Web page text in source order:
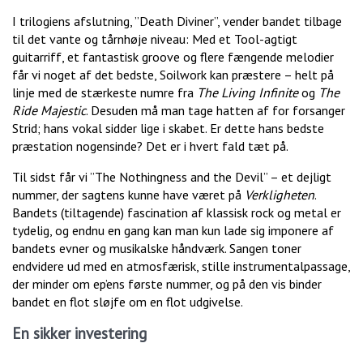
I trilogiens afslutning, ”Death Diviner”, vender bandet tilbage
til det vante og tårnhøje niveau: Med et Tool-agtigt
guitarriff, et fantastisk groove og flere fængende melodier
får vi noget af det bedste, Soilwork kan præstere – helt på
linje med de stærkeste numre fra The Living Infiniteog The
Ride Majestic. Desuden må man tage hatten af for forsanger
Strid; hans vokal sidder lige i skabet. Er dette hans bedste
præstation nogensinde? Det er i hvert fald tæt på.
Til sidst får vi ”The Nothingness and the Devil” – et dejligt
nummer, der sagtens kunne have været på Verkligheten.
Bandets (tiltagende) fascination af klassisk rock og metal er
tydelig, og endnu en gang kan man kun lade sig imponere af
bandets evner og musikalske håndværk. Sangen toner
endvidere ud med en atmosfærisk, stille instrumentalpassage,
der minder om ep’ens første nummer, og på den vis binder
bandet en flot sløjfe om en flot udgivelse.
En sikker investering